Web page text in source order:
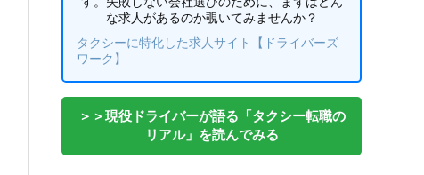
な求人があるのか覗いてみませんか？
タクシーに特化した求人サイト【ドライバーズ
ワーク】
＞＞現役ドライバーが語る「タクシー転職の
リアル」を読んでみる